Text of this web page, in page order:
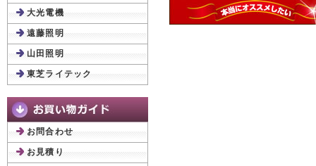
大光電機
遠藤照明
山田照明
東芝ライテック
お問合わせ
お見積り